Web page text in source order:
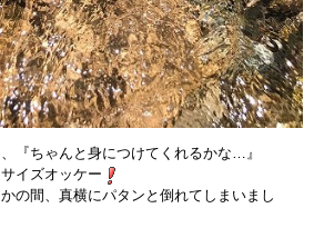
『ちゃんと身につけてくれるかな…』
イズオッケー
の間、真横にパタンと倒れてしまいまし
プライバシーポリシー